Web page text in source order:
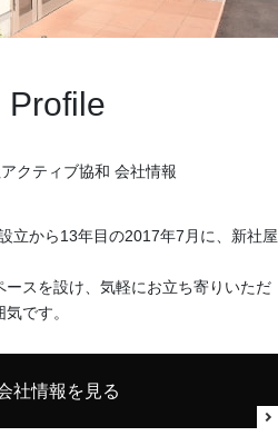
Profile
クティブ協和 会社情報
立から13年目の2017年7月に、新社屋
スを設け、気軽にお立ち寄りいただ
です。
社情報を見る